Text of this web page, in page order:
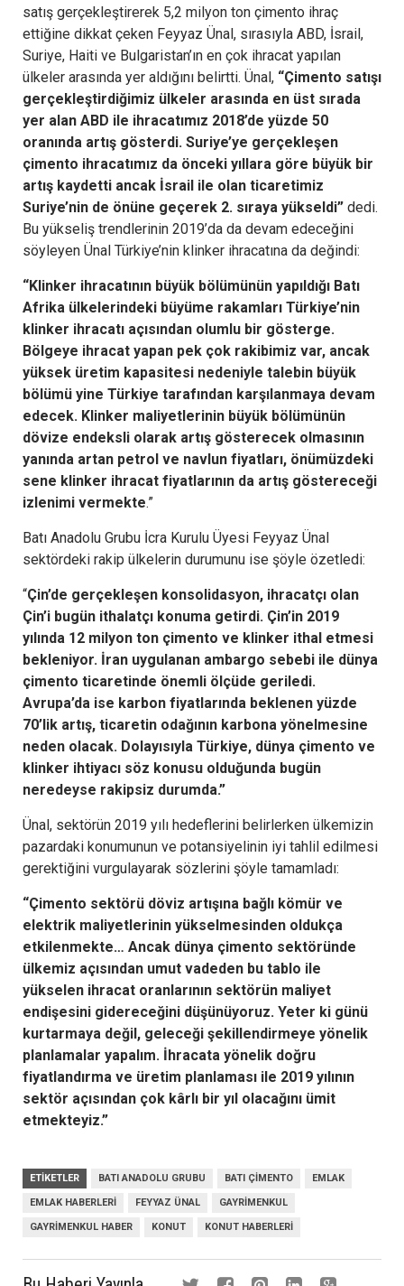
satış gerçekleştirerek 5,2 milyon ton çimento ihraç
ettiğine dikkat çeken Feyyaz Ünal, sırasıyla ABD, İsrail,
Suriye, Haiti ve Bulgaristan’ın en çok ihracat yapılan
ülkeler arasında yer aldığını belirtti. Ünal, “Çimento satışı
gerçekleştirdiğimiz ülkeler arasında en üst sırada
yer alan ABD ile ihracatımız 2018’de yüzde 50
oranında artış gösterdi. Suriye’ye gerçekleşen
çimento ihracatımız da önceki yıllara göre büyük bir
artış kaydetti ancak İsrail ile olan ticaretimiz
Suriye’nin de önüne geçerek 2. sıraya yükseldi” dedi.
Bu yükseliş trendlerinin 2019’da da devam edeceğini
söyleyen Ünal Türkiye’nin klinker ihracatına da değindi:
“Klinker ihracatının büyük bölümünün yapıldığı Batı
Afrika ülkelerindeki büyüme rakamları Türkiye’nin
klinker ihracatı açısından olumlu bir gösterge.
Bölgeye ihracat yapan pek çok rakibimiz var, ancak
yüksek üretim kapasitesi nedeniyle talebin büyük
bölümü yine Türkiye tarafından karşılanmaya devam
edecek. Klinker maliyetlerinin büyük bölümünün
dövize endeksli olarak artış gösterecek olmasının
yanında artan petrol ve navlun fiyatları, önümüzdeki
sene klinker ihracat fiyatlarının da artış göstereceği
izlenimi vermekte.”
Batı Anadolu Grubu İcra Kurulu Üyesi Feyyaz Ünal
sektördeki rakip ülkelerin durumunu ise şöyle özetledi:
“Çin’de gerçekleşen konsolidasyon, ihracatçı olan
Çin’i bugün ithalatçı konuma getirdi. Çin’in 2019
yılında 12 milyon ton çimento ve klinker ithal etmesi
bekleniyor. İran uygulanan ambargo sebebi ile dünya
çimento ticaretinde önemli ölçüde geriledi.
Avrupa’da ise karbon fiyatlarında beklenen yüzde
70’lik artış, ticaretin odağının karbona yönelmesine
neden olacak. Dolayısıyla Türkiye, dünya çimento ve
klinker ihtiyacı söz konusu olduğunda bugün
neredeyse rakipsiz durumda.”
Ünal, sektörün 2019 yılı hedeflerini belirlerken ülkemizin
pazardaki konumunun ve potansiyelinin iyi tahlil edilmesi
gerektiğini vurgulayarak sözlerini şöyle tamamladı:
“Çimento sektörü döviz artışına bağlı kömür ve
elektrik maliyetlerinin yükselmesinden oldukça
etkilenmekte… Ancak dünya çimento sektöründe
ülkemiz açısından umut vadeden bu tablo ile
yükselen ihracat oranlarının sektörün maliyet
endişesini gidereceğini düşünüyoruz. Yeter ki günü
kurtarmaya değil, geleceği şekillendirmeye yönelik
planlamalar yapalım. İhracata yönelik doğru
fiyatlandırma ve üretim planlaması ile 2019 yılının
sektör açısından çok kârlı bir yıl olacağını ümit
etmekteyiz.”
ETIKETLER BATI ANADOLU GRUBU BATI ÇIMENTO EMLAK
EMLAK HABERLERI FEYYAZ ÜNAL GAYRIMENKUL
GAYRIMENKUL HABER KONUT KONUT HABERLERI